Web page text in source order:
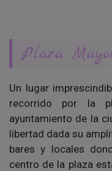
Plaza
Un lugar
recorrido por la
ayuntamiento de la
libertad dada su
bares y locales
centro de la plaza